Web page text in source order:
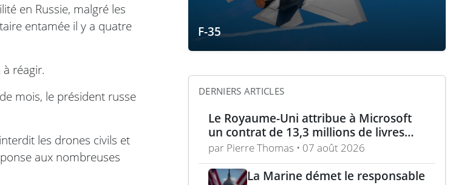
en Russie, malgré les
entamée il y a quatre
réagir.
mois, le président russe
les drones civils et
aux nombreuses
F-35
DERNIERS ARTICLES
Le Royaume-Uni attribue à Microsoft
un contrat de 13,3 millions de livres
pour l’analyse des menaces
par Pierre Thomas • 07 août 2026
La Marine démet le responsable